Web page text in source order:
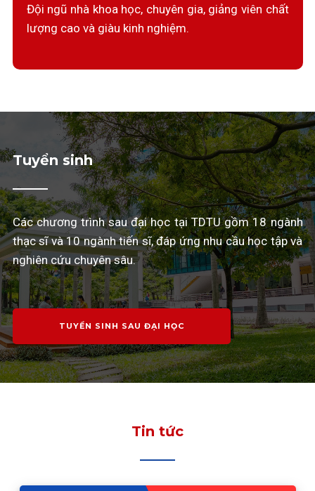
Đội ngũ nhà khoa học, chuyên gia, giảng viên chất
lượng cao và giàu kinh nghiệm.
Tuyển sinh
Các chương trình sau đại học tại TDTU gồm 18 ngành
thạc sĩ và 10 ngành tiến sĩ, đáp ứng nhu cầu học tập và
nghiên cứu chuyên sâu.
TUYỂN SINH SAU ĐẠI HỌC
Tin tức